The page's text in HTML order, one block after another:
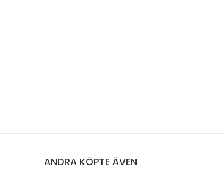
ANDRA KÖPTE ÄVEN